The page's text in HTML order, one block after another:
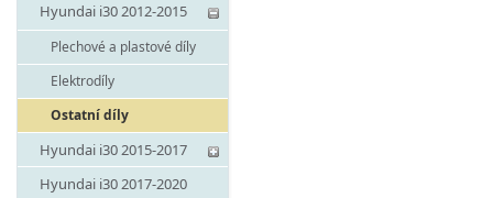
Hyundai i30 2012-2015
Plechové a plastové díly
Elektrodíly
Ostatní díly
Hyundai i30 2015-2017
Hyundai i30 2017-2020